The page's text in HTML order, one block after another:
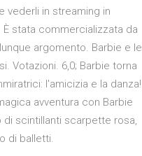
vederli in streaming in
È stata commercializzata da
argomento. Barbie e le
Votazioni. 6,0; Barbie torna
l'amicizia e la danza!
avventura con Barbie
di scintillanti scarpette rosa,
di balletti.